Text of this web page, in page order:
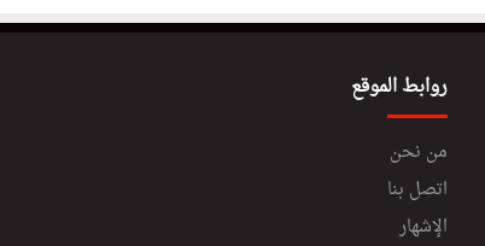
روابط الموقع
من نحن
اتصل بنا
الإشهار